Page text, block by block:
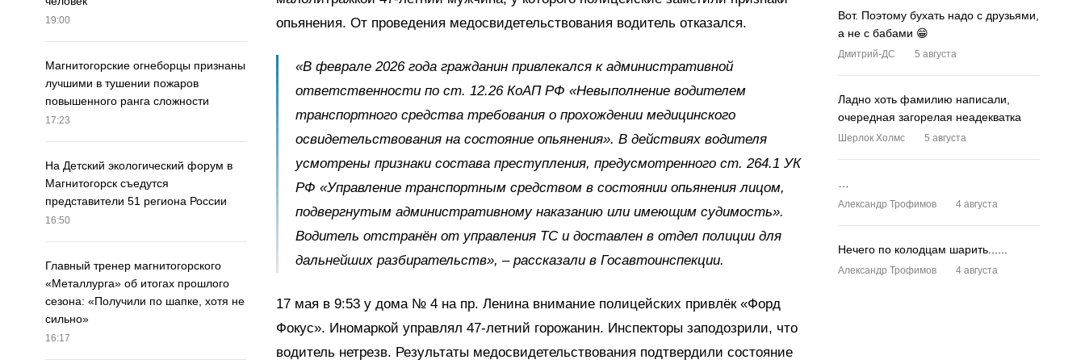
19:00
Магнитогорские огнеборцы признаны
лучшими в тушении пожаров
повышенного ранга сложности
17:23
На Детский экологический форум в
Магнитогорск съедутся
представители 51 региона России
16:50
Главный тренер магнитогорского
«Металлурга» об итогах прошлого
сезона: «Получили по шапке, хотя не
сильно»
16:17
опьянения. От проведения медосвидетельствования водитель отказался.
«В феврале 2026 года гражданин привлекался к административной
ответственности по ст. 12.26 КоАП РФ «Невыполнение водителем
транспортного средства требования о прохождении медицинского
освидетельствования на состояние опьянения». В действиях водителя
усмотрены признаки состава преступления, предусмотренного ст. 264.1 УК
РФ «Управление транспортным средством в состоянии опьянения лицом,
подвергнутым административному наказанию или имеющим судимость».
Водитель отстранён от управления ТС и доставлен в отдел полиции для
дальнейших разбирательств», – рассказали в Госавтоинспекции.
17 мая в 9:53 у дома № 4 на пр. Ленина внимание полицейских привлёк «Форд
Фокус». Иномаркой управлял 47-летний горожанин. Инспекторы заподозрили, что
водитель нетрезв. Результаты медосвидетельствования подтвердили состояние
Вот. Поэтому бухать надо с друзьями,
а не с бабами 😁
Дмитрий-ДС 5 августа
Ладно хоть фамилию написали,
очередная загорелая неадекватка
Шерлок Холмс 5 августа
Александр Трофимов 4 августа
Нечего по колодцам шарить......
Александр Трофимов 4 августа